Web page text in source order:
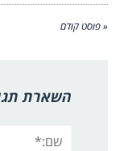
« פוסט קודם
השארת